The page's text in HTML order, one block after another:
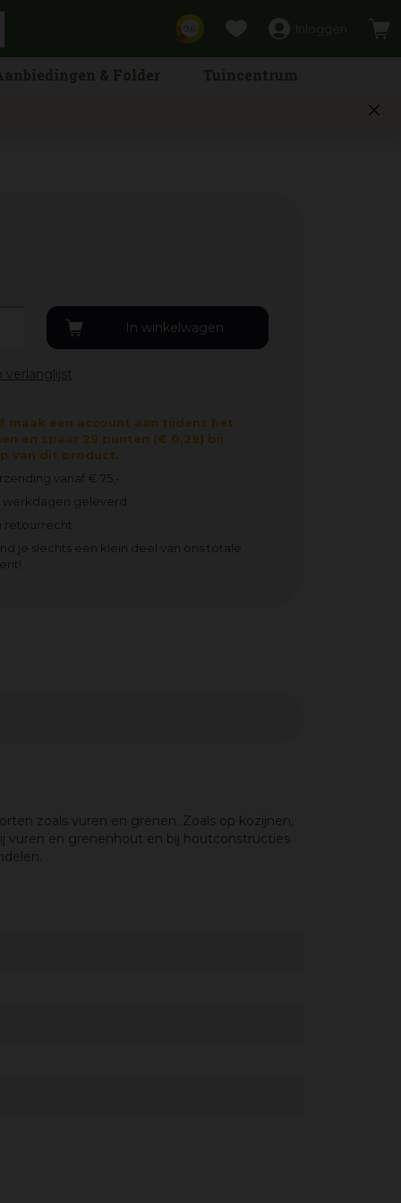
& Folder Tuincentrum
maak een account aan tijdens het
en spaar 29 punten (€ 0,29) bij
van dit product.
vanaf € 75,-
werkdagen geleverd.
retourrecht.
je slechts een klein deel van ons totale
zoals vuren en grenen. Zoals op kozijnen,
vuren en grenenhout en bij houtconstructies